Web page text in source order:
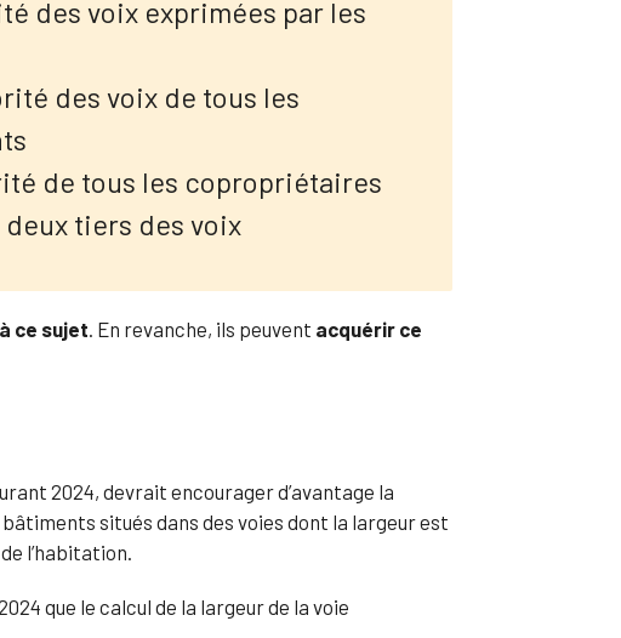
des voix exprimées par les
des voix de tous les
de tous les copropriétaires
tiers des voix
ce sujet. En revanche, ils peuvent acquérir ce
2024, devrait encourager d’avantage la
situés dans des voies dont la largeur est
l’habitation.
que le calcul de la largeur de la voie